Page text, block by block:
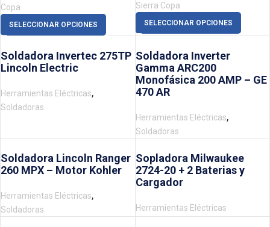
Copa
SELECCIONAR OPCIONES
Sierra Copa
SELECCIONAR OPCIONES
Soldadora Invertec 275TP
Lincoln Electric
Herramientas Eléctricas,
Soldadoras
Soldadora Inverter
Gamma ARC200
Monofásica 200 AMP – GE
470 AR
Herramientas Eléctricas,
Soldadoras
Soldadora Lincoln Ranger
260 MPX – Motor Kohler
Herramientas Eléctricas,
Soldadoras
Sopladora Milwaukee
2724-20 + 2 Baterias y
Cargador
Herramientas Eléctricas